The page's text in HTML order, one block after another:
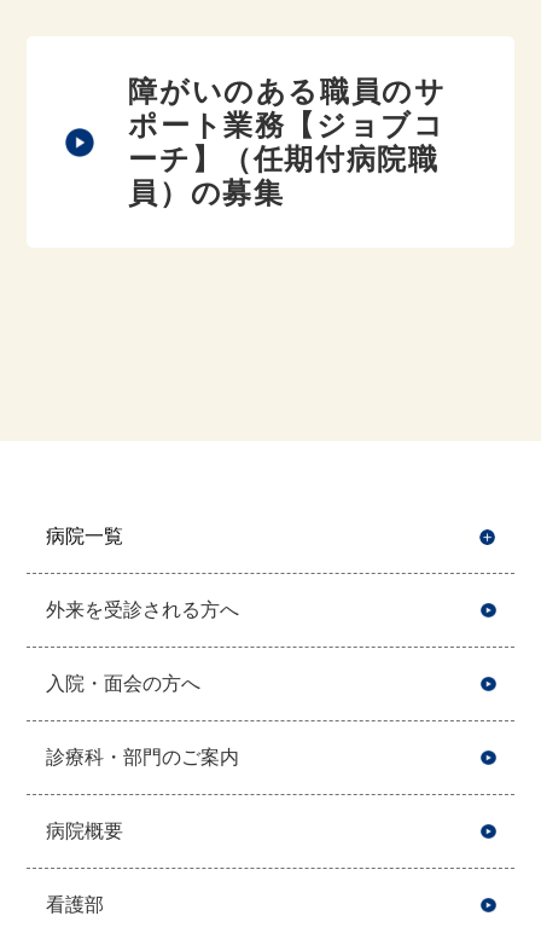
障がいのある職員のサ
ポート業務【ジョブコ
ーチ】（任期付病院職
員）の募集
病院一覧
外来を受診される方へ
入院・面会の方へ
診療科・部門のご案内
病院概要
看護部